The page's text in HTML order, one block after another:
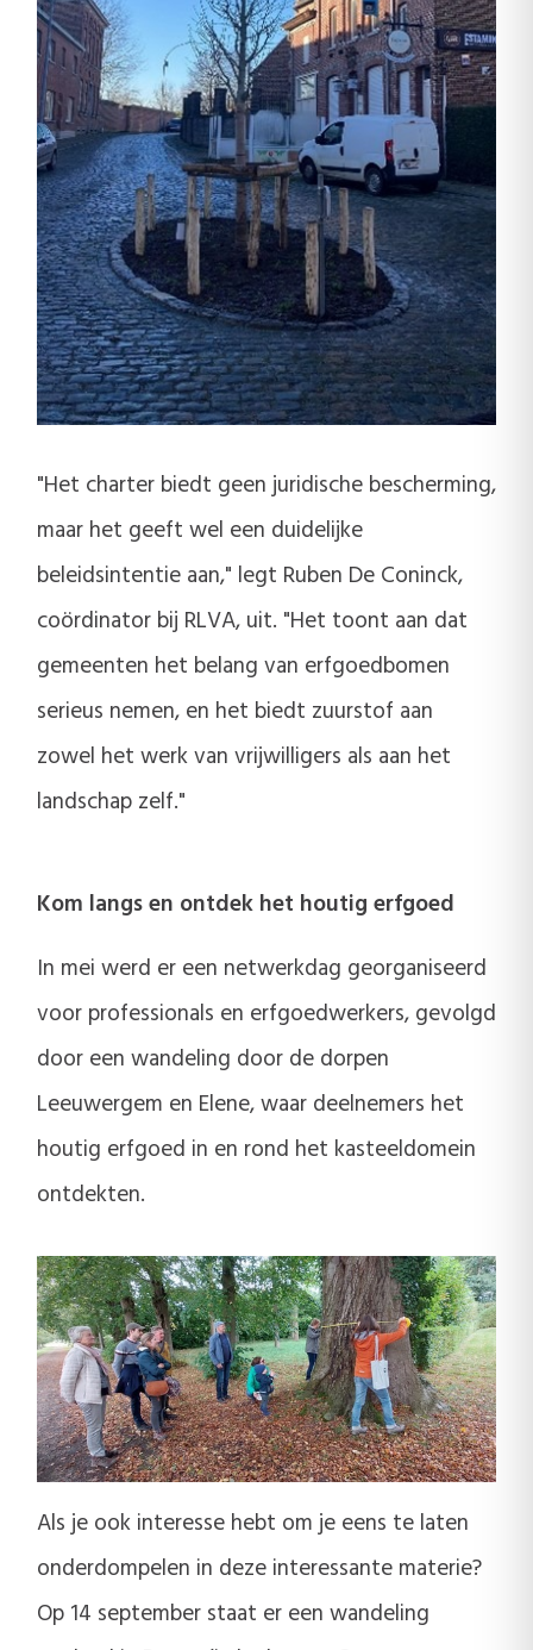
"Het charter biedt geen juridische bescherming,
maar het geeft wel een duidelijke
beleidsintentie aan," legt Ruben De Coninck,
coördinator bij RLVA, uit. "Het toont aan dat
gemeenten het belang van erfgoedbomen
serieus nemen, en het biedt zuurstof aan
zowel het werk van vrijwilligers als aan het
landschap zelf."
Kom langs en ontdek het houtig erfgoed
In mei werd er een netwerkdag georganiseerd
voor professionals en erfgoedwerkers, gevolgd
door een wandeling door de dorpen
Leeuwergem en Elene, waar deelnemers het
houtig erfgoed in en rond het kasteeldomein
ontdekten.
Als je ook interesse hebt om je eens te laten
onderdompelen in deze interessante materie?
Op 14 september staat er een wandeling